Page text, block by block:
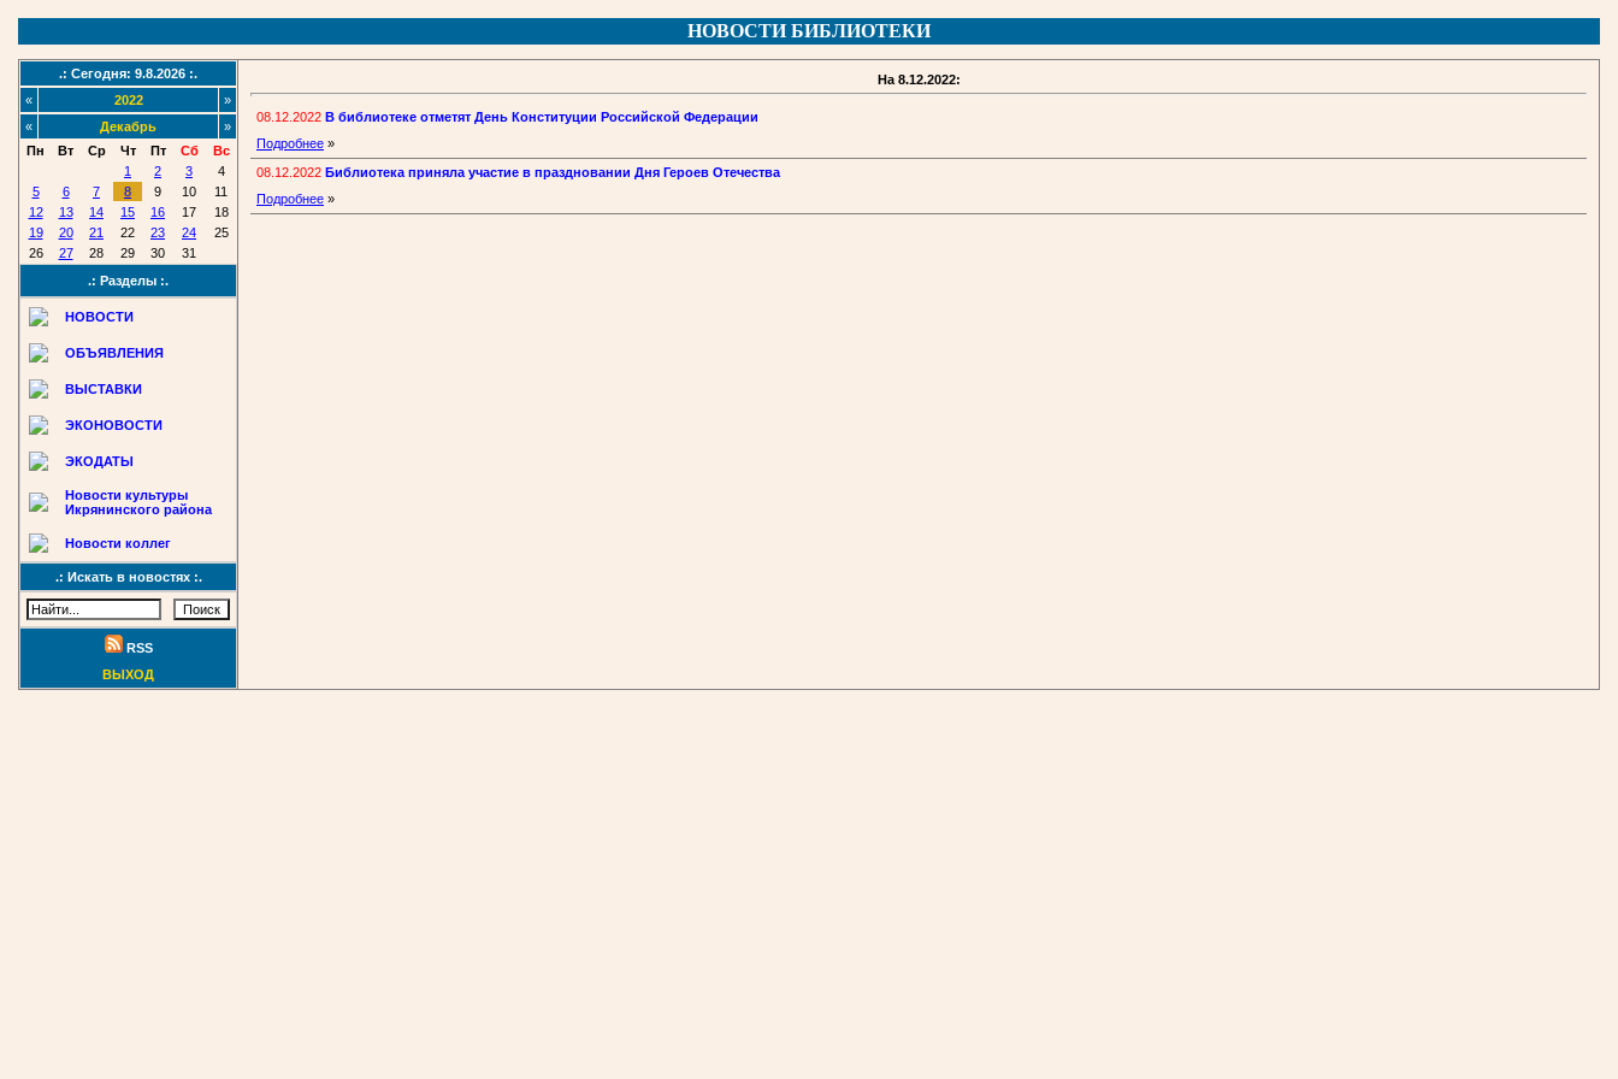
НОВОСТИ БИБЛИОТЕКИ
.: Сегодня: 9.8.2026 :.
«
2022
»
«
Декабрь
»
Пн
Вт Ср Чт Пт Сб
Вс
1
2 3
4
5
6 7 8 9 10
11
12
13 14 15 16 17
18
19
20 21 22 23 24
25
26
27 28 29 30
31
.: Разделы :.
НОВОСТИ
ОБЪЯВЛЕНИЯ
ВЫСТАВКИ
ЭКОНОВОСТИ
ЭКОДАТЫ
Новости культуры
Икрянинского района
Новости коллег
.: Искать в новостях :.
RSS
ВЫХОД
На 8.12.2022:
08.12.2022 В библиотеке отметят День Конституции Российской Федерации
Подробнее »
08.12.2022 Библиотека приняла участие в праздновании Дня Героев Отечества
Подробнее »